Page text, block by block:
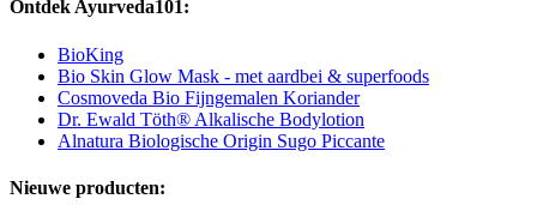
Ontdek Ayurveda101:
BioKing
Bio Skin Glow Mask - met aardbei & superfoods
Cosmoveda Bio Fijngemalen Koriander
Dr. Ewald Töth® Alkalische Bodylotion
Alnatura Biologische Origin Sugo Piccante
Nieuwe producten: